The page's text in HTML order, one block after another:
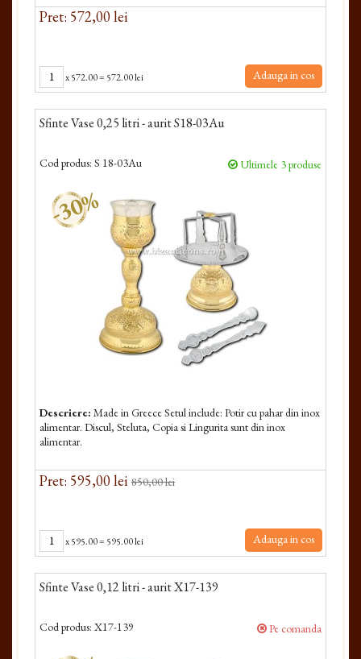
Pret: 572,00 lei
x572.00= 572.00 lei Adauga in cos
Sfinte Vase 0,25 litri - aurit S18-03Au
Cod produs: S 18-03Au Ultimele 3 produse
-30%
Descriere: Made in Greece Setul include: Potir cu pahar din inox
alimentar. Discul, Steluta, Copia si Lingurita sunt din inox
alimentar.
Pret: 595,00 lei 850,00 lei
x595.00= 595.00 lei Adauga in cos
Sfinte Vase 0,12 litri - aurit X17-139
Cod produs: X17-139 Pe comanda